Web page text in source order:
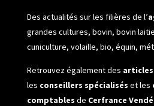
Des actualités sur les filières de l’
grandes cultures, bovin, bovin
cuniculture, volaille, bio, équin,
Retrouvez également des articles
les conseillers spécialisés et les
comptables de Cerfrance